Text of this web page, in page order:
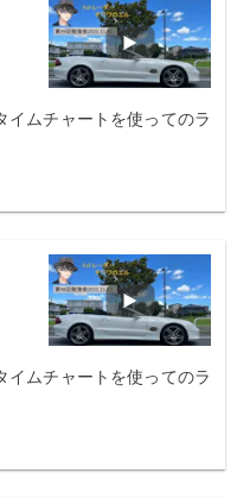
ムチャートを使ってのラ
ムチャートを使ってのラ